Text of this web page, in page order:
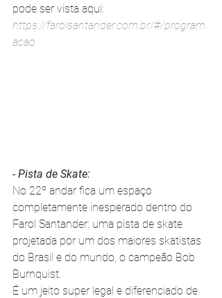
pode ser vista aqui:
https://farolsantander.com.br/#/program
acao
- Pista de Skate:
No 22º andar fica um espaço
completamente inesperado dentro do
Farol Santander: uma pista de skate
projetada por um dos maiores skatistas
do Brasil e do mundo, o campeão Bob
Burnquist.
É um jeito super legal e diferenciado de